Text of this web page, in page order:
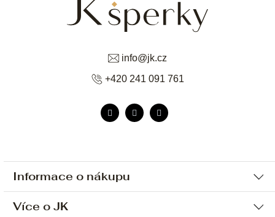
Informace o nákupu
Ochrana osobních údajů
Více o JK
info@jk.cz
+420 241 091 761